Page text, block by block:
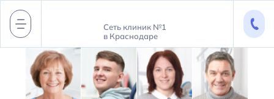
Сеть клиник №1
в Краснодаре